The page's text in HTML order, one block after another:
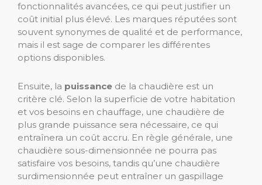
fonctionnalités avancées, ce qui peut justifier un
coût initial plus élevé. Les marques réputées sont
souvent synonymes de qualité et de performance,
mais il est sage de comparer les différentes
options disponibles.
Ensuite, la puissance de la chaudière est un
critère clé. Selon la superficie de votre habitation
et vos besoins en chauffage, une chaudière de
plus grande puissance sera nécessaire, ce qui
entraînera un coût accru. En règle générale, une
chaudière sous-dimensionnée ne pourra pas
satisfaire vos besoins, tandis qu’une chaudière
surdimensionnée peut entraîner un gaspillage